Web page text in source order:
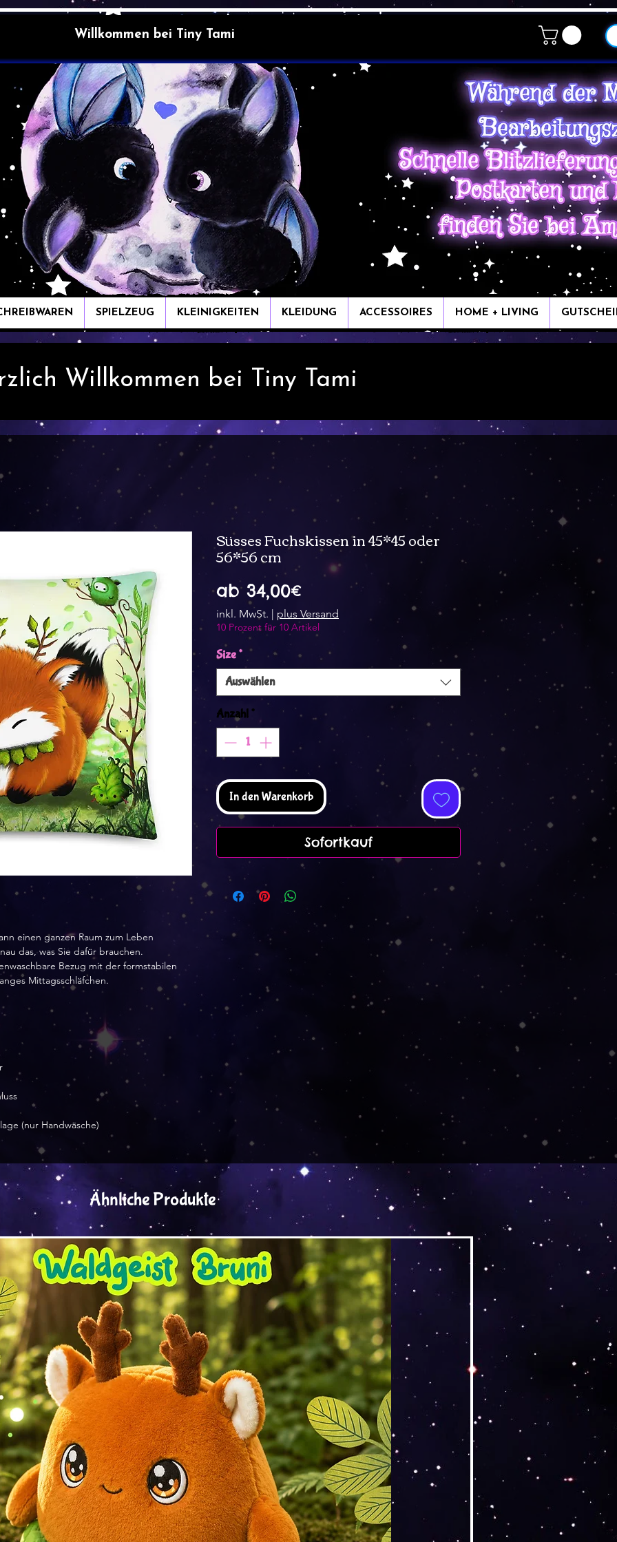
Willkommen bei Tiny Tami
SPIELZEUG KLEINIGKEITEN KLEIDUNG ACCESSOIRES HOME + LIVING
Willkommen bei Tiny Tami
einen ganzen Raum zum Leben
das, was Sie dafür brauchen.
Bezug mit der formstabilen
Mittagsschläfchen.
(nur Handwäsche)
Süsses Fuchskissen in 45*45 oder
56*56 cm
ab34,00€Sale-
Preis
inkl. MwSt. | plus Versand
10 Prozent für 10 Artikel
Size*
Auswählen
Anzahl*
In den Warenkorb
Sofortkauf
Ähnliche Produkte
Versand by DruckGuru